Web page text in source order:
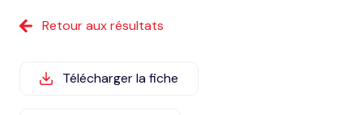
acheter
Retour aux résultats
Télécharger la fiche